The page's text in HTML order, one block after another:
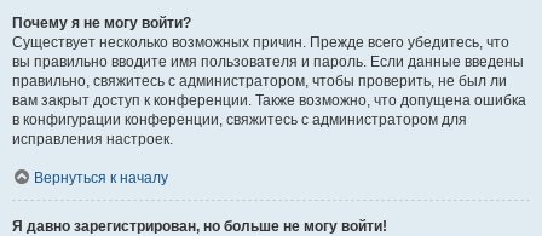
Почему я не могу войти?
Существует несколько возможных причин. Прежде всего убедитесь, что
вы правильно вводите имя пользователя и пароль. Если данные введены
правильно, свяжитесь с администратором, чтобы проверить, не был ли
вам закрыт доступ к конференции. Также возможно, что допущена ошибка
в конфигурации конференции, свяжитесь с администратором для
исправления настроек.
Вернуться к началу
Я давно зарегистрирован, но больше не могу войти!